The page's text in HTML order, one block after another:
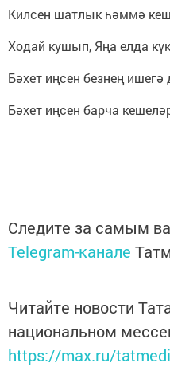
Килсен шатлык һәммә
Ходай кушып, Яңа елда
Бәхет иңсен безнең ишегә
Бәхет иңсен барча
Следите за самым
Telegram-канале
Читайте новости
национальном
https://max.ru/